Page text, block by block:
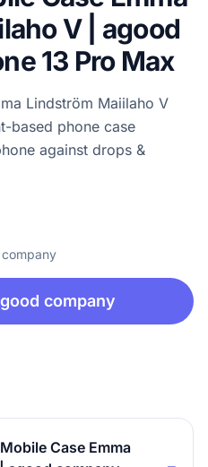
V | agood
13 Pro Max
Lindström Maiilaho V
based phone case
against drops &
company
Case Emma